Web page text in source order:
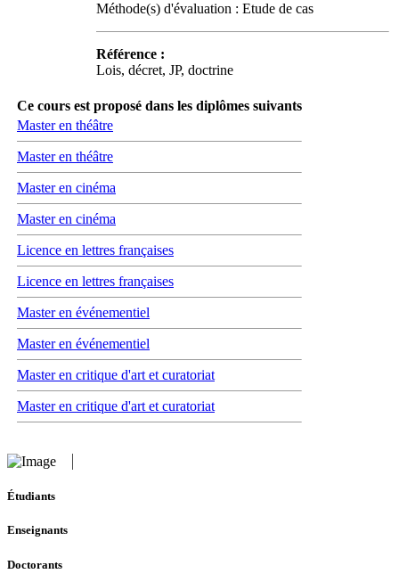
Méthode(s) d'évaluation : Etude de cas
Référence :
Lois, décret, JP, doctrine
Ce cours est proposé dans les diplômes suivants
Master en théâtre
Master en théâtre
Master en cinéma
Master en cinéma
Licence en lettres françaises
Licence en lettres françaises
Master en événementiel
Master en événementiel
Master en critique d'art et curatoriat
Master en critique d'art et curatoriat
Étudiants
Enseignants
Doctorants